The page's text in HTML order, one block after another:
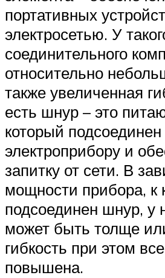
портативных
электросетью. У
соединительного
относительно
также увеличенная
есть шнур – это
который подсоединен
электроприбору и
запитку от сети. В
мощности прибора, к
подсоединен шнур, у
может быть толще
гибкость при этом
повышена.